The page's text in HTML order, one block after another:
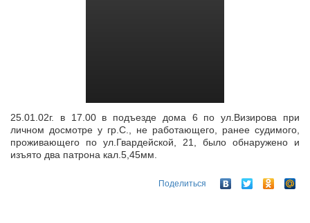
25.01.02г. в 17.00 в подъезде дома 6 по ул.Визирова при
личном досмотре у гр.С., не работающего, ранее судимого,
проживающего по ул.Гвардейской, 21, было обнаружено и
изъято два патрона кал.5,45мм.
Поделиться